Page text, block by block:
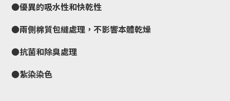
●優異的吸水性和快乾性
●兩側棉質包縫處理，不影響本體乾燥
●抗菌和除臭處理
●紮染染色